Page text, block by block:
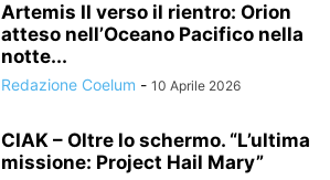
Artemis II verso il rientro: Orion
atteso nell’Oceano Pacifico nella
notte...
Redazione Coelum - 10 Aprile 2026
CIAK – Oltre lo schermo. “L’ultima
missione: Project Hail Mary”